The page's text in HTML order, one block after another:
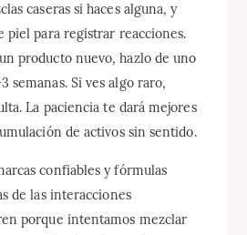
caseras si haces alguna, y
piel para registrar reacciones.
producto nuevo, hazlo de uno
semanas. Si ves algo raro,
La paciencia te dará mejores
de activos sin sentido.
confiables y fórmulas
de las interacciones
porque intentamos mezclar